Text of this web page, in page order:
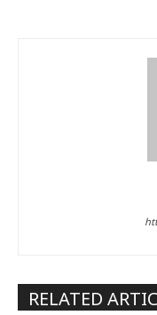
RELATED